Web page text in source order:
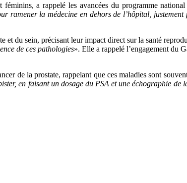
a rappelé les avancées du programme
ramener la médecine en dehors de l’hôpital,
et du sein, précisant leur impact direct sur la santé
de ces pathologies». Elle a rappelé l’engagement du
de la prostate, rappelant que ces maladies sont
en faisant un dosage du PSA et une échographie de